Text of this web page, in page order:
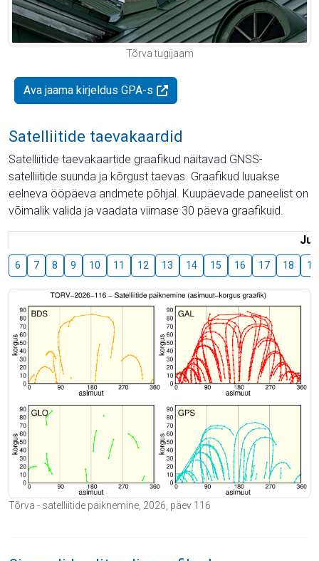
Tõrva tugijaam
Ava jaama kirjeldus GPA-s
Satelliitide taevakaardid
Satelliitide taevakaartide graafikud näitavad GNSS-
satelliitide suunda ja kõrgust taevas. Graafikud luuakse
eelneva ööpäeva andmete põhjal. Kuupäevade paneelist on
võimalik valida ja vaadata viimase 30 päeva graafikuid.
6 7 8 9 10 11 12 13 14 15 16 17 18 19
Tõrva - satelliitide paiknemine, 2026, päev 116